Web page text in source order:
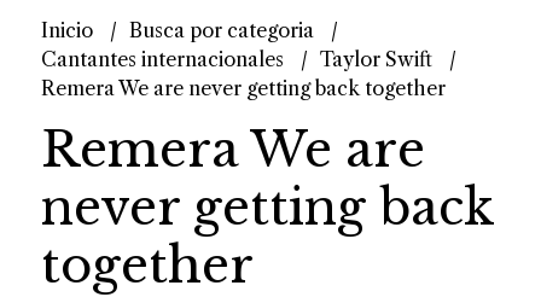
Inicio
Busca por categoria
Cantantes internacionales
Taylor Swift
Remera We are never getting back together
Remera We are
never getting back
together